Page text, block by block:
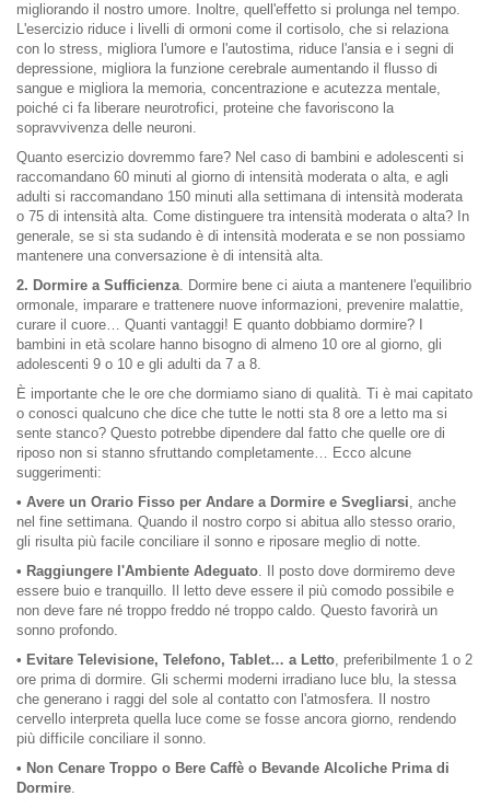
migliorando il nostro umore. Inoltre, quell'effetto si prolunga nel tempo.
L'esercizio riduce i livelli di ormoni come il cortisolo, che si relaziona
con lo stress, migliora l'umore e l'autostima, riduce l'ansia e i segni di
depressione, migliora la funzione cerebrale aumentando il flusso di
sangue e migliora la memoria, concentrazione e acutezza mentale,
poiché ci fa liberare neurotrofici, proteine che favoriscono la
sopravvivenza delle neuroni.
Quanto esercizio dovremmo fare? Nel caso di bambini e adolescenti si
raccomandano 60 minuti al giorno di intensità moderata o alta, e agli
adulti si raccomandano 150 minuti alla settimana di intensità moderata
o 75 di intensità alta. Come distinguere tra intensità moderata o alta? In
generale, se si sta sudando è di intensità moderata e se non possiamo
mantenere una conversazione è di intensità alta.
2. Dormire a Sufficienza. Dormire bene ci aiuta a mantenere l'equilibrio
ormonale, imparare e trattenere nuove informazioni, prevenire malattie,
curare il cuore… Quanti vantaggi! E quanto dobbiamo dormire? I
bambini in età scolare hanno bisogno di almeno 10 ore al giorno, gli
adolescenti 9 o 10 e gli adulti da 7 a 8.
È importante che le ore che dormiamo siano di qualità. Ti è mai capitato
o conosci qualcuno che dice che tutte le notti sta 8 ore a letto ma si
sente stanco? Questo potrebbe dipendere dal fatto che quelle ore di
riposo non si stanno sfruttando completamente… Ecco alcune
suggerimenti:
• Avere un Orario Fisso per Andare a Dormire e Svegliarsi, anche
nel fine settimana. Quando il nostro corpo si abitua allo stesso orario,
gli risulta più facile conciliare il sonno e riposare meglio di notte.
• Raggiungere l'Ambiente Adeguato. Il posto dove dormiremo deve
essere buio e tranquillo. Il letto deve essere il più comodo possibile e
non deve fare né troppo freddo né troppo caldo. Questo favorirà un
sonno profondo.
• Evitare Televisione, Telefono, Tablet… a Letto, preferibilmente 1 o 2
ore prima di dormire. Gli schermi moderni irradiano luce blu, la stessa
che generano i raggi del sole al contatto con l'atmosfera. Il nostro
cervello interpreta quella luce come se fosse ancora giorno, rendendo
più difficile conciliare il sonno.
• Non Cenare Troppo o Bere Caffè o Bevande Alcoliche Prima di
Dormire.